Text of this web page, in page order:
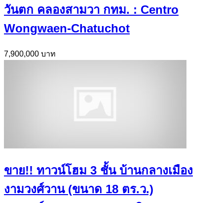
วันตก คลองสามวา กทม. : Centro
Wongwaen-Chatuchot
7,900,000 บาท
ขาย!! ทาวน์โฮม 3 ชั้น บ้านกลางเมือง
งามวงศ์วาน (ขนาด 18 ตร.ว.)